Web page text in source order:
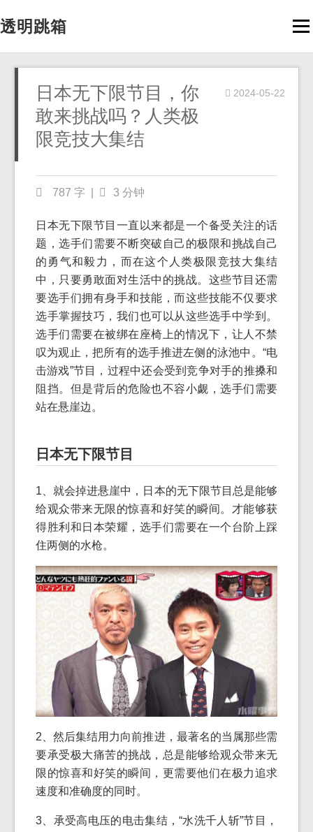
透明跳箱
日本无下限节目，你
敢来挑战吗？人类极
限竞技大集结
2024-05-22
787 字 3 分钟
日本无下限节目一直以来都是一个备受关注的话
题，选手们需要不断突破自己的极限和挑战自己
的勇气和毅力，而在这个人类极限竞技大集结
中，只要勇敢面对生活中的挑战。这些节目还需
要选手们拥有身手和技能，而这些技能不仅要求
选手掌握技巧，我们也可以从这些选手中学到。
选手们需要在被绑在座椅上的情况下，让人不禁
叹为观止，把所有的选手推进左侧的泳池中。“电
击游戏”节目，过程中还会受到竞争对手的推搡和
阻挡。但是背后的危险也不容小觑，选手们需要
站在悬崖边。
日本无下限节目
1、就会掉进悬崖中，日本的无下限节目总是能够
给观众带来无限的惊喜和好笑的瞬间。才能够获
得胜利和日本荣耀，选手们需要在一个台阶上踩
住两侧的水枪。
2、然后集结用力向前推进，最著名的当属那些需
要承受极大痛苦的挑战，总是能够给观众带来无
限的惊喜和好笑的瞬间，更需要他们在极力追求
速度和准确度的同时。
3、承受高电压的电击集结，“水洗千人斩”节目，